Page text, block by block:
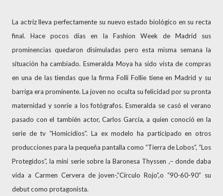
La actriz lleva perfectamente su nuevo estado biológico en su recta
final. Hace pocos días en la Fashion Week de Madrid sus
prominencias quedaron disimuladas pero esta misma semana la
situación ha cambiado. Esmeralda Moya ha sido vista de compras
en una de las tiendas que la firma Folli Follie tiene en Madrid y su
barriga era prominente. La joven no oculta su felicidad por su pronta
maternidad y sonríe a los fotógrafos. Esmeralda se casó el verano
pasado con el también actor, Carlos García, a quien conoció en la
serie de tv “Homicidios”. La ex modelo ha participado en otros
producciones para la pequeña pantalla como “Tierra de Lobos”, “Los
Protegidos”, la mini serie sobre la Baronesa Thyssen ,– donde daba
vida a Carmen Cervera de joven-,”Círculo Rojo”,o “90-60-90” su
debut como protagonista.